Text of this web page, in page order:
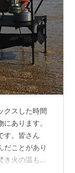
クスした時間
あります。
す。皆さん
だことがあり
き火の温もり